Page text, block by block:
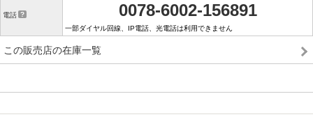
電話 0078-6002-156891
一部ダイヤル回線、IP電話、光電話は利用できません
この販売店の在庫一覧